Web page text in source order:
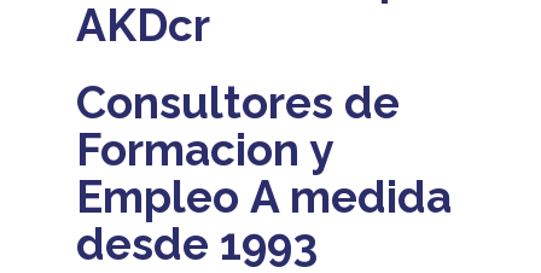
AKDcr
Consultores de
Formacion y
Empleo A medida
desde 1993